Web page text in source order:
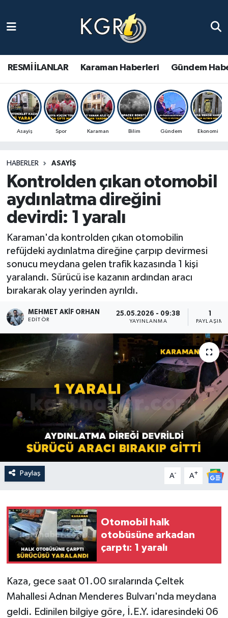
RESMİ İLANLAR Karaman Haberleri Gündem
Asayiş Spor Karaman Bilim Gündem Ekonomi
HABERLER ASAYIŞ
Kontrolden çıkan otomobil
aydınlatma direğini
devirdi: 1 yaralı
Karaman'da kontrolden çıkan otomobilin
refüjdeki aydınlatma direğine çarpıp devirmesi
sonucu meydana gelen trafik kazasında 1 kişi
yaralandı. Sürücü ise kazanın ardından aracı
bırakarak olay yerinden ayrıldı.
MEHMET AKIF ORHAN
EDITÖR
25.05.2026 - 09:38
YAYINLANMA
1
PAYLAŞIM
Paylaş A- A+
Otomobil halk
otobüsüne arkadan
çarptı: 1 yaralı
Kaza, gece saat 01.00 sıralarında Çeltek
Mahallesi Adnan Menderes Bulvarı'nda meydana
geldi. Edinilen bilgiye göre, İ.E.Y. idaresindeki 06
Gündem Haberleri
Güncel Haberler
Spor Haberleri
Ulusal Haberler
Vefat Edenler